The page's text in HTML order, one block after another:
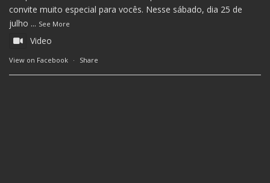
convite muito especial para vocês. Nesse sábado, dia 25 de
julho ... See More
Video
View on Facebook · Share